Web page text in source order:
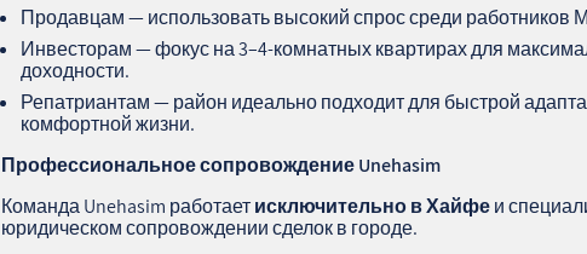
Продавцам — использовать высокий спрос среди работников
Инвесторам — фокус на 3–4‑комнатных квартирах для
доходности.
Репатриантам — район идеально подходит для быстрой
комфортной жизни.
Профессиональное сопровождениеUnehasim
Команда Unehasim работаетисключительно в Хайфеи
юридическом сопровождении сделок в городе.